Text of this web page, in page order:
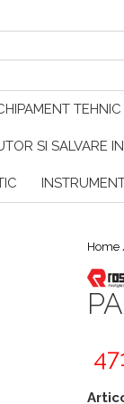
TEHNIC
SI SALVARE